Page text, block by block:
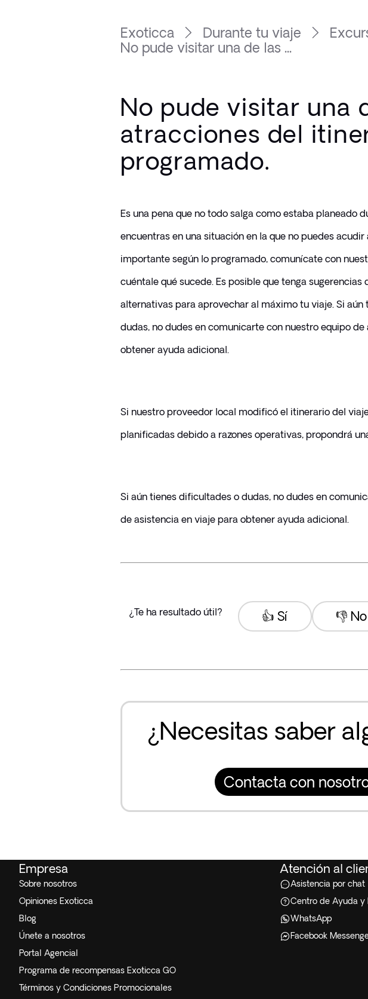
Exoticca Durante tu viaje
No pude visitar una de las ...
No pude visitar una
atracciones del
programado.
Es una pena que no todo salga como estaba planeado
encuentras en una situación en la que no puedes
importante según lo programado, comunícate con
cuéntale qué sucede. Es posible que tenga sugerencias
alternativas para aprovechar al máximo tu viaje. Si aún
dudas, no dudes en comunicarte con nuestro equipo
obtener ayuda adicional.
Si nuestro proveedor local modificó el itinerario del
planificadas debido a razones operativas, propondrá
Si aún tienes dificultades o dudas, no dudes en
de asistencia en viaje para obtener ayuda adicional.
¿Te ha resultado útil? 👎 No
👍 Sí
¿Necesitas saber
Contacta con